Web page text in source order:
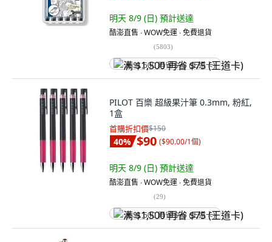
明天 8/9 (日) 預計送達
酷澎直售 ∙ WOW免運 ∙ 免費退貨
(5803)
满 $1,500 再省 $75 (王道卡)
PILOT 百樂 超級果汁筆 0.3mm, 粉紅,
1盒
首購折扣價$150
40% $90 ($90.00/1個)
明天 8/9 (日) 預計送達
酷澎直售 ∙ WOW免運 ∙ 免費退貨
(29)
满 $1,500 再省 $75 (王道卡)